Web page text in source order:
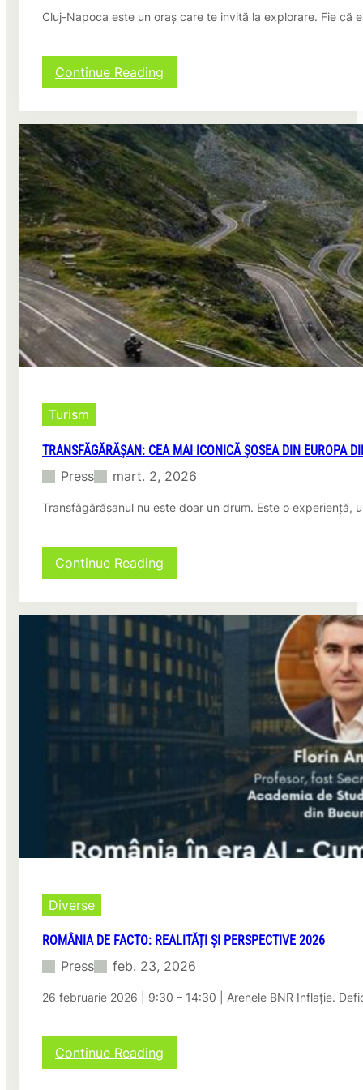
Cluj-Napoca este un oraș care te invită la explorare. Fie
Continue Reading
Închirieri
Cluj-
Napoca:
kilometri
incluși
și
cum
alegi
pachetul
corect
pentru
drumul
tău
Turism
TRANSFĂGĂRĂȘAN: CEA MAI ICONICĂ ȘOSEA DIN EUROPA
Press mart. 2, 2026
Transfăgărășanul nu este doar un drum. Este o
Continue Reading
Transfăgărășan:
iconică
șosea
din
Europa
din
perspectiva
Diverse
ROMÂNIA DE FACTO: REALITĂȚI ȘI PERSPECTIVE 2026
Press feb. 23, 2026
26 februarie 2026 | 9:30 – 14:30 | Arenele BNR Inflație.
Continue Reading
România